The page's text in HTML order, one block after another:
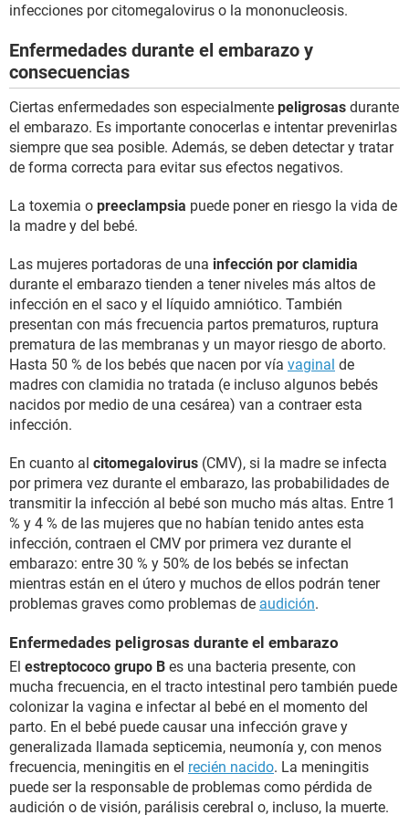
infecciones por citomegalovirus o la mononucleosis.
Enfermedades durante el embarazo y
consecuencias
Ciertas enfermedades son especialmente peligrosas durante
el embarazo. Es importante conocerlas e intentar prevenirlas
siempre que sea posible. Además, se deben detectar y tratar
de forma correcta para evitar sus efectos negativos.
La toxemia o preeclampsia puede poner en riesgo la vida de
la madre y del bebé.
Las mujeres portadoras de una infección por clamidia
durante el embarazo tienden a tener niveles más altos de
infección en el saco y el líquido amniótico. También
presentan con más frecuencia partos prematuros, ruptura
prematura de las membranas y un mayor riesgo de aborto.
Hasta 50 % de los bebés que nacen por vía vaginal de
madres con clamidia no tratada (e incluso algunos bebés
nacidos por medio de una cesárea) van a contraer esta
infección.
En cuanto al citomegalovirus (CMV), si la madre se infecta
por primera vez durante el embarazo, las probabilidades de
transmitir la infección al bebé son mucho más altas. Entre 1
% y 4 % de las mujeres que no habían tenido antes esta
infección, contraen el CMV por primera vez durante el
embarazo: entre 30 % y 50% de los bebés se infectan
mientras están en el útero y muchos de ellos podrán tener
problemas graves como problemas de audición.
Enfermedades peligrosas durante el embarazo
El estreptococo grupo B es una bacteria presente, con
mucha frecuencia, en el tracto intestinal pero también puede
colonizar la vagina e infectar al bebé en el momento del
parto. En el bebé puede causar una infección grave y
generalizada llamada septicemia, neumonía y, con menos
frecuencia, meningitis en el recién nacido. La meningitis
puede ser la responsable de problemas como pérdida de
audición o de visión, parálisis cerebral o, incluso, la muerte.